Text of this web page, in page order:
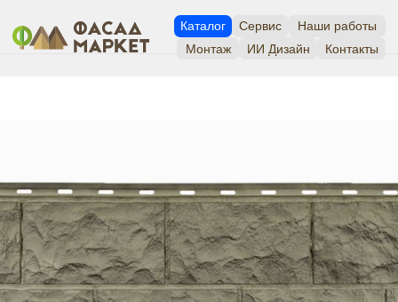
Сервис Наши работы
Монтаж ИИ Дизайн Контакты